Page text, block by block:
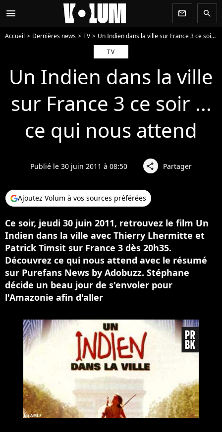
menu newsletter search
Accueil Dernières news TV
Un Indien dans la ville sur France 3 ce soir ... ce qui nous attend
TV
Un Indien dans la ville
sur France 3 ce soir ...
ce qui nous attend
Publié le 30 juin 2011 à 08:50 share Partager
Ajoutez Volum à vos sources préférées
Ce soir, jeudi 30 juin 2011, retrouvez le film Un
Indien dans la ville avec Thierry Lhermitte et
Patrick Timsit sur France 3 dès 20h35.
Découvrez ce qui nous attend avec le résumé
sur Purefans News by Adobuzz. Stéphane
décide un beau jour de s'envoler pour
l'Amazonie afin d'aller